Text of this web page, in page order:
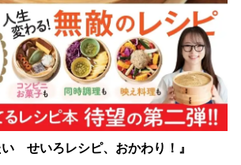
い せいろレシピ、おかわり！』